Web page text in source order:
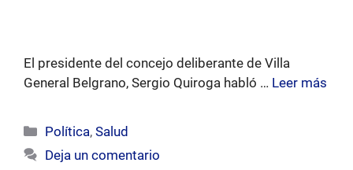
El presidente del concejo deliberante de Villa
General Belgrano, Sergio Quiroga habló … Leer más
Categorías
Política,Salud
Deja un comentario